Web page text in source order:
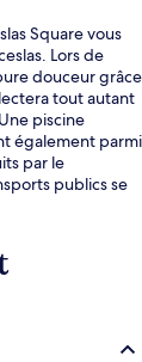
Square vous
Lors de
douceur grâce
tout autant
piscine
également parmi
par le
publics se
P. Pavlova est à